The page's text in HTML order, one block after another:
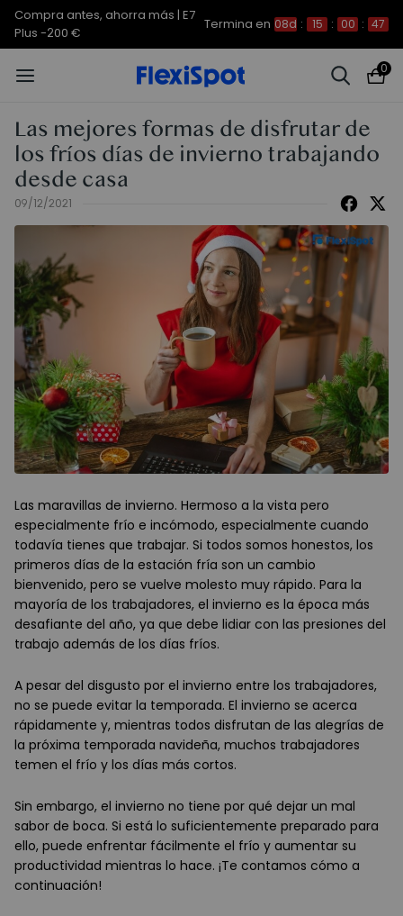
Compra antes, ahorra más | E7
Plus -200 €
Termina en 08d : 15 : 00 : 46
0
Las mejores formas de disfrutar de
los fríos días de invierno trabajando
desde casa
09/12/2021
Las maravillas de invierno. Hermoso a la vista pero
especialmente frío e incómodo, especialmente cuando
todavía tienes que trabajar. Si todos somos honestos, los
primeros días de la estación fría son un cambio
bienvenido, pero se vuelve molesto muy rápido. Para la
mayoría de los trabajadores, el invierno es la época más
desafiante del año, ya que debe lidiar con las presiones del
trabajo además de los días fríos.
A pesar del disgusto por el invierno entre los trabajadores,
no se puede evitar la temporada. El invierno se acerca
rápidamente y, mientras todos disfrutan de las alegrías de
la próxima temporada navideña, muchos trabajadores
temen el frío y los días más cortos.
Sin embargo, el invierno no tiene por qué dejar un mal
sabor de boca. Si está lo suficientemente preparado para
ello, puede enfrentar fácilmente el frío y aumentar su
productividad mientras lo hace. ¡Te contamos cómo a
continuación!